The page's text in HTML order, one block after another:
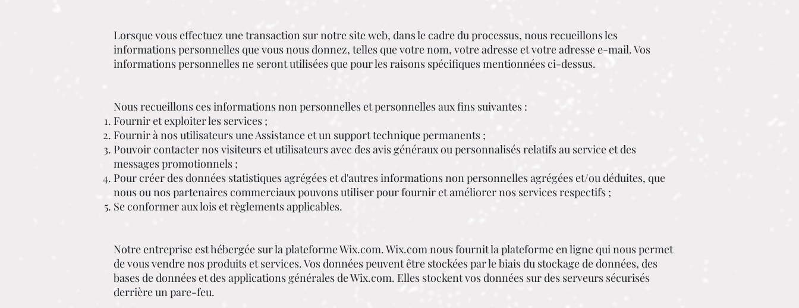
Lorsque vous effectuez une transaction sur notre site web, dans le cadre du processus, nous recueillons les
informations personnelles que vous nous donnez, telles que votre nom, votre adresse et votre adresse e-mail. Vos
informations personnelles ne seront utilisées que pour les raisons spécifiques mentionnées ci-dessus.
Nous recueillons ces informations non personnelles et personnelles aux fins suivantes :
Fournir et exploiter les services ;
Fournir à nos utilisateurs une Assistance et un support technique permanents ;
Pouvoir contacter nos visiteurs et utilisateurs avec des avis généraux ou personnalisés relatifs au service et des
messages promotionnels ;
Pour créer des données statistiques agrégées et d'autres informations non personnelles agrégées et/ou déduites, que
nous ou nos partenaires commerciaux pouvons utiliser pour fournir et améliorer nos services respectifs ;
Se conformer aux lois et règlements applicables.
Notre entreprise est hébergée sur la plateforme Wix.com. Wix.com nous fournit la plateforme en ligne qui nous permet
de vous vendre nos produits et services. Vos données peuvent être stockées par le biais du stockage de données, des
bases de données et des applications générales de Wix.com. Elles stockent vos données sur des serveurs sécurisés
derrière un pare-feu.